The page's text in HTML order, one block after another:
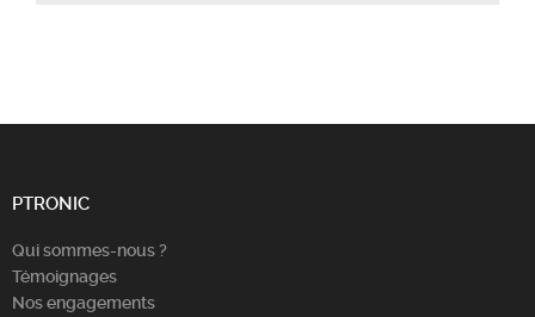
PTRONIC
Qui sommes-nous ?
Témoignages
Nos engagements